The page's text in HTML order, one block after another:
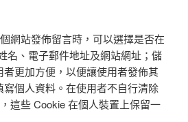
網站發佈留言時，可以選擇是否在
名、電子郵件地址及網站網址；儲
更加方便，以便讓使用者發佈其
個人資料。在使用者不自行清除
這些 Cookie 在個人裝置上保留一